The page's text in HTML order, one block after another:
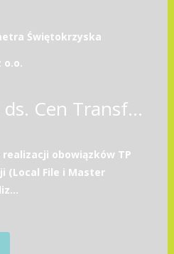
Świętokrzyska
o.o.
Konsultant / Konsultantka ds. Cen Transferowych
obowiązków TP
(Local File i Master